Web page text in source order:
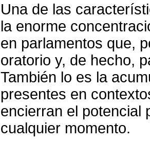
Una de las
la enorme
en parlamentos que,
oratorio y, de hecho,
También lo es la
presentes en
encierran el potencial
cualquier momento.